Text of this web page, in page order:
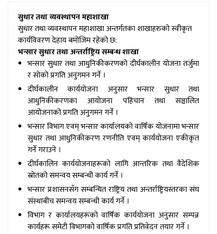
सुधार तथा व्यवस्थापन महाशाखा
सुधार तथा व्यवस्थापन महाशाखा अन्तर्गतका शाखाहरुको स्वीकृत
कार्यविवरण देहाय बमोजिम रहेको छ:
भन्सार सुधार तथा अन्तर्राष्ट्रिय सम्बन्ध शाखा
भन्सार सुधार तथा आधुनिकीकरणको दीर्घकालीन योजना तर्जुमा
र सोको प्रगति अनुगमन गर्ने ।
दीर्घकालीन कार्ययोजना अनुसार भन्सार सुधार तथा
आधुनिकीकरणका आयोजना पहिचान तथा सञ्चालित
आयोजनाको प्रगति अनुगमन गर्ने ।
भन्सार विभाग एवम् भन्सार कार्यालयको वार्षिक योजनामा भन्सार
सुधार तथा आधुनिकीकरण रणनीति एवम् कार्ययोजना एकीकृत
गर्ने गराउने ।
दीर्घकालिन कार्ययोजनाहरूको लागि आन्तरिक तथा वैदेशिक
स्रोतको समन्वय सम्बन्धी कार्य गर्ने ।
भन्सार प्रशासनसँग सम्बन्धित राष्ट्रिय तथा अन्तर्राष्ट्रियस्तरका संघ
संस्थाबीच समन्वय सम्बन्धी कार्य गर्ने ।
विभाग र कार्यालयहरूको वार्षिक कार्ययोजना अनुसार सम्पन्न
कार्यहरू समेटी विभागको वार्षिक प्रगति प्रतिवेदन तयार गर्ने ।